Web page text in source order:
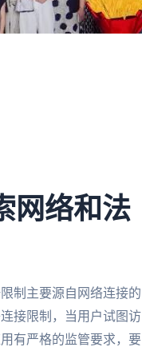
网络和法
制主要源自网络连接的
接限制，当用户试图访
有严格的监管要求，要